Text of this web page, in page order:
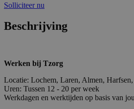
Solliciteer nu
Beschrijving
Werken bij Tzorg
Locatie: Lochem, Laren, Almen,
Uren: Tussen 12 - 20 per week
Werkdagen en werktijden op basis van